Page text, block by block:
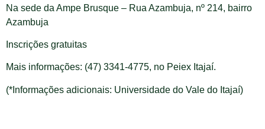
Na sede da Ampe Brusque – Rua Azambuja, nº 214, bairro
Azambuja
Inscrições gratuitas
Mais informações: (47) 3341-4775, no Peiex Itajaí.
(*Informações adicionais: Universidade do Vale do Itajaí)